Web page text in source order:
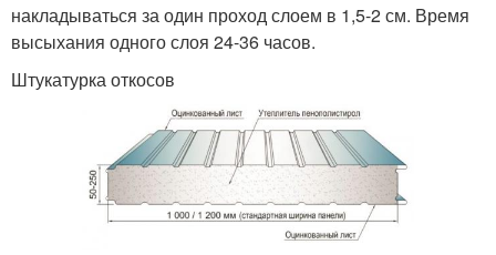
накладываться за один проход слоем в 1,5-2 см. Время
высыхания одного слоя 24-36 часов.
Штукатурка откосов